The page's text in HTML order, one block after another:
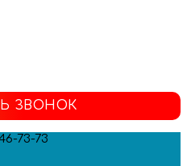
ЗВОНОК
73-73